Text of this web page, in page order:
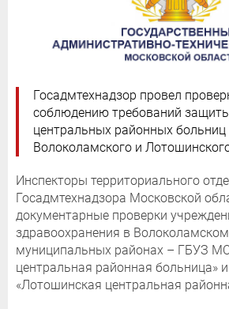
Госадмтехнадзор провел
соблюдению требований
центральных районных больниц
Волоколамского и
Инспекторы территориального
Госадмтехнадзора Московской
документарные проверки
здравоохранения в
муниципальных районах – ГБУЗ
центральная районная больница»
«Лотошинская центральная